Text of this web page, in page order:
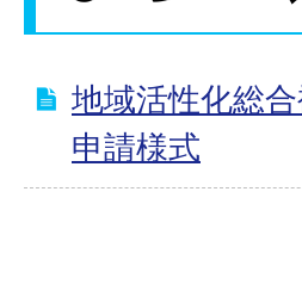
地域活性化総
申請様式